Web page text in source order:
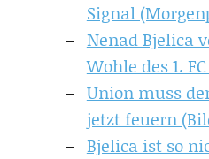
Signal
Nenad Bjelica
Wohle des 1.
Union muss
jetzt feuern
Bjelica ist so